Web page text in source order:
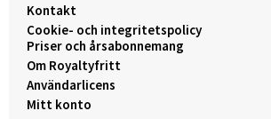
Kontakt
Cookie- och integritetspolicy
Priser och årsabonnemang
Om Royaltyfritt
Användarlicens
Mitt konto